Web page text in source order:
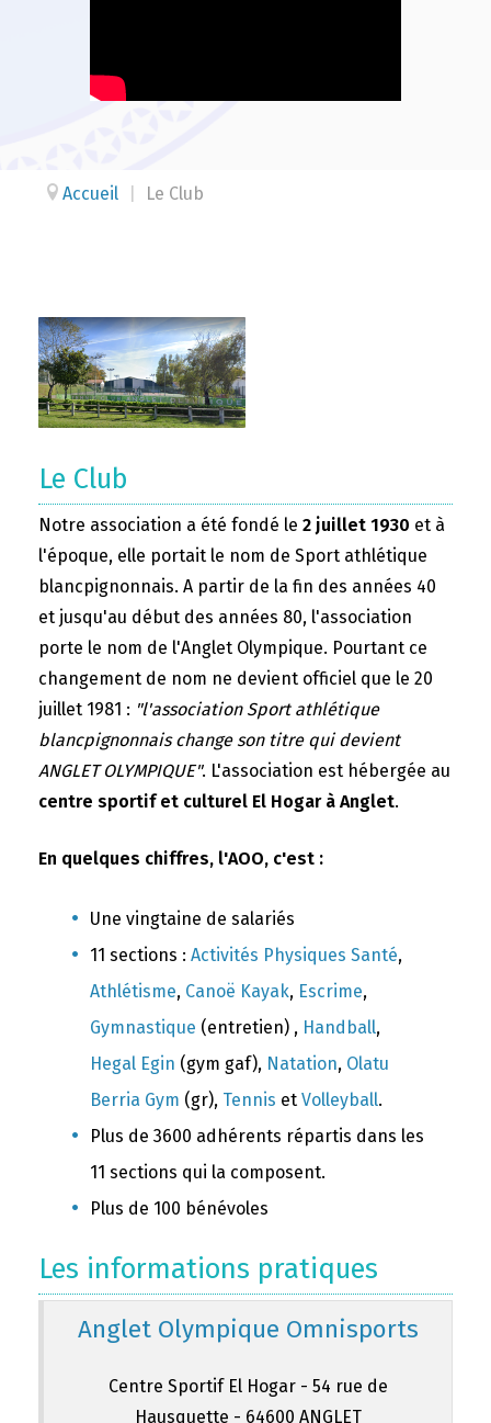
Accueil Le Club
Le Club
Notre association a été fondé le 2 juillet 1930 et à
l'époque, elle portait le nom de Sport athlétique
blancpignonnais. A partir de la fin des années 40
et jusqu'au début des années 80, l'association
porte le nom de l'Anglet Olympique. Pourtant ce
changement de nom ne devient officiel que le 20
juillet 1981 : "l'association Sport athlétique
blancpignonnais change son titre qui devient
ANGLET OLYMPIQUE". L'association est hébergée au
centre sportif et culturel El Hogar à Anglet.
En quelques chiffres, l'AOO, c'est :
Une vingtaine de salariés
11 sections : Activités Physiques Santé,
Athlétisme, Canoë Kayak, Escrime,
Gymnastique (entretien) , Handball,
Hegal Egin (gym gaf), Natation, Olatu
Berria Gym (gr), Tennis et Volleyball.
Plus de 3600 adhérents répartis dans les
11 sections qui la composent.
Plus de 100 bénévoles
Les informations pratiques
Anglet Olympique Omnisports
Centre Sportif El Hogar - 54 rue de
Hausquette - 64600 ANGLET